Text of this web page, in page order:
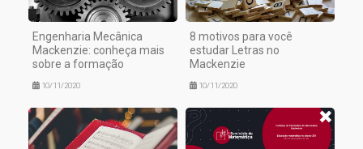
Engenharia Mecânica
Mackenzie: conheça mais
sobre a formação
10/11/2020
8 motivos para você
estudar Letras no
Mackenzie
10/11/2020